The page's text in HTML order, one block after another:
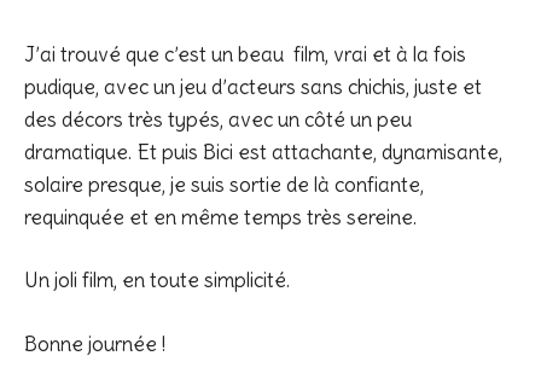
J’ai trouvé que c’est un beau film, vrai et à la fois
pudique, avec un jeu d’acteurs sans chichis, juste et
des décors très typés, avec un côté un peu
dramatique. Et puis Bici est attachante, dynamisante,
solaire presque, je suis sortie de là confiante,
requinquée et en même temps très sereine.
Un joli film, en toute simplicité.
Bonne journée !